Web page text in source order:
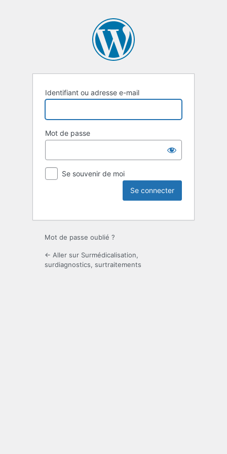
Identifiant ou adresse e-mail
Mot de passe
Se souvenir de moi
Mot de passe oublié ?
← Aller sur Surmédicalisation,
surdiagnostics, surtraitements